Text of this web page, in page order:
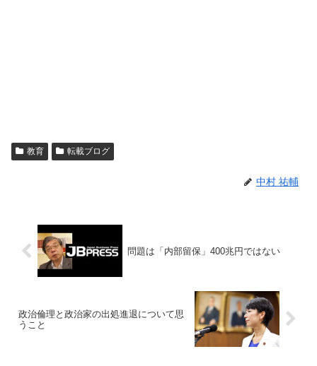
教育 転載ブログ
中村 祐輔
問題は「内部留保」400兆円ではない
政治倫理と政治家の出処進退について思
うこと